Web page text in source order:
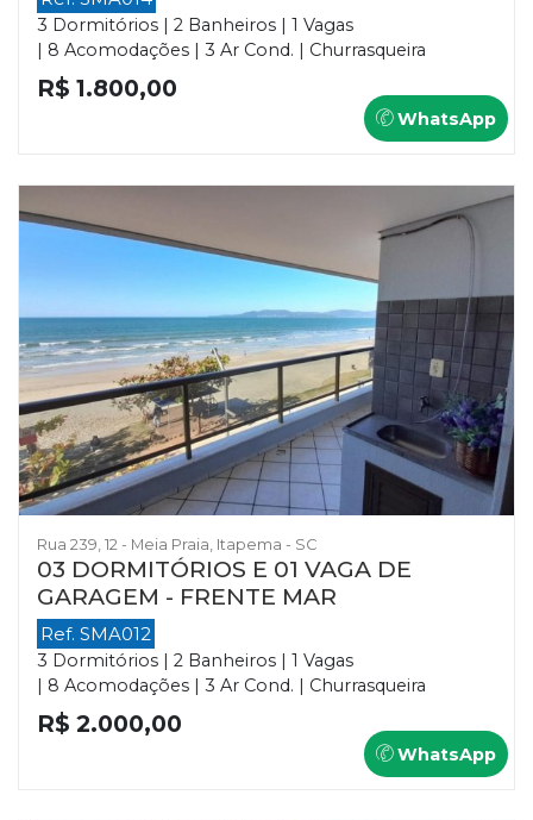
3 Dormitórios | 2 Banheiros | 1 Vagas
| 8 Acomodações | 3 Ar Cond. | Churrasqueira
R$ 1.800,00
WhatsApp
Rua 239, 12 - Meia Praia, Itapema - SC
03 DORMITÓRIOS E 01 VAGA DE
GARAGEM - FRENTE MAR
Ref. SMA012
3 Dormitórios | 2 Banheiros | 1 Vagas
| 8 Acomodações | 3 Ar Cond. | Churrasqueira
R$ 2.000,00
WhatsApp